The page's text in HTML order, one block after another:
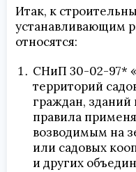
Итак, к
устанавливающим
относятся:
СНиП 30-02-97*
территорий
граждан,
правила
возводимым на
или садовых
и других